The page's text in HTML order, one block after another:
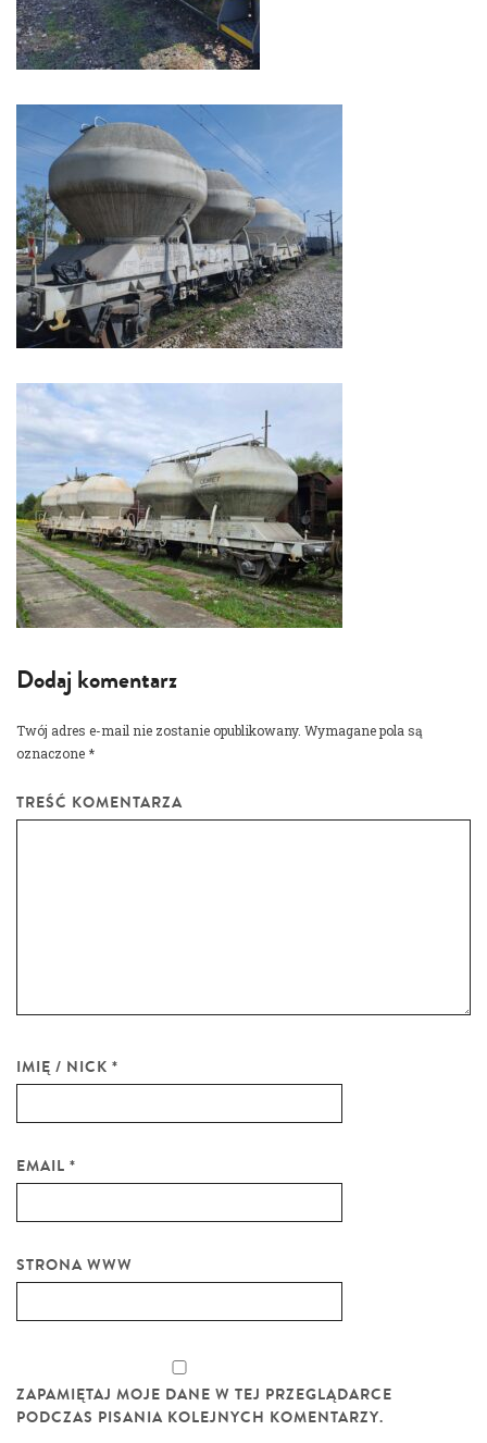
Dodaj komentarz
Twój adres e-mail nie zostanie opublikowany. Wymagane pola są
oznaczone *
TREŚĆ KOMENTARZA
IMIĘ / NICK *
EMAIL *
STRONA WWW
ZAPAMIĘTAJ MOJE DANE W TEJ PRZEGLĄDARCE
PODCZAS PISANIA KOLEJNYCH KOMENTARZY.